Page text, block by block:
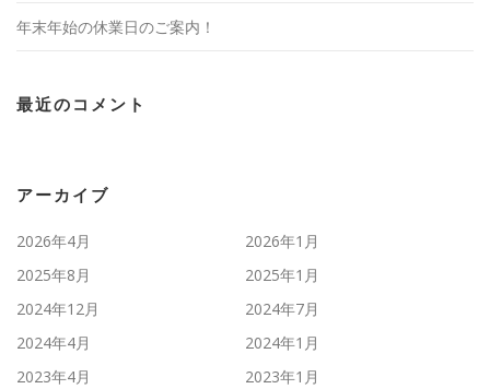
年末年始の休業日のご案内！
最近のコメント
アーカイブ
2026年4月
2026年1月
2025年8月
2025年1月
2024年12月
2024年7月
2024年4月
2024年1月
2023年4月
2023年1月